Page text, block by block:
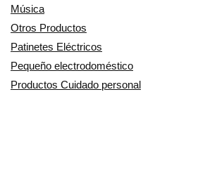
Música
Otros Productos
Patinetes Eléctricos
Pequeño electrodoméstico
Productos Cuidado personal